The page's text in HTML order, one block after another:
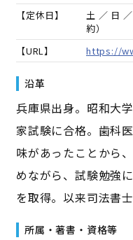
【定休日】
土 ／ 日
約）
【URL】
https://
沿革
兵庫県出身。昭和大
家試験に合格。歯科
味があったことから
めながら、試験勉強
を取得。以来司法書
所属・著書・資格等